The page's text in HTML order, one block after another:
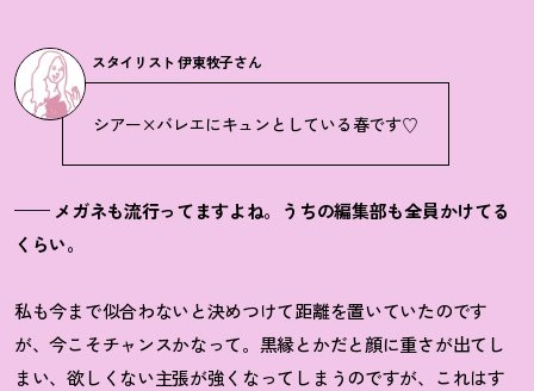
スタイリスト 伊東牧子さん
シアー×バレエにキュンとしている春です♡
—— メガネも流行ってますよね。うちの編集部も全員かけてる
くらい。
私も今まで似合わないと決めつけて距離を置いていたのです
が、今こそチャンスかなって。黒縁とかだと顔に重さが出てし
まい、欲しくない主張が強くなってしまうのですが、これはす